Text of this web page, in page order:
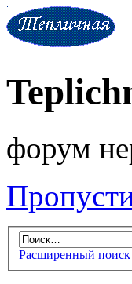
форум
Расширенный поиск